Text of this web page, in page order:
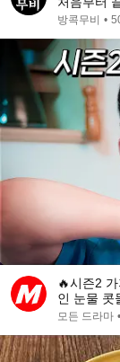
방콕무비 •
🔥시즌2
인 눈물 콧
모든 드라마 •